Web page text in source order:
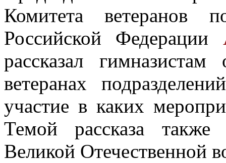
Комитета ветеранов
Российской Федерации
рассказал
ветеранах
участие в каких
Темой рассказа
Великой Отечественной